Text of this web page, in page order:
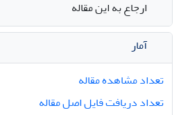
ارجاع به این مقاله
آمار
تعداد مشاهده مقاله
تعداد دریافت فایل اصل مقاله